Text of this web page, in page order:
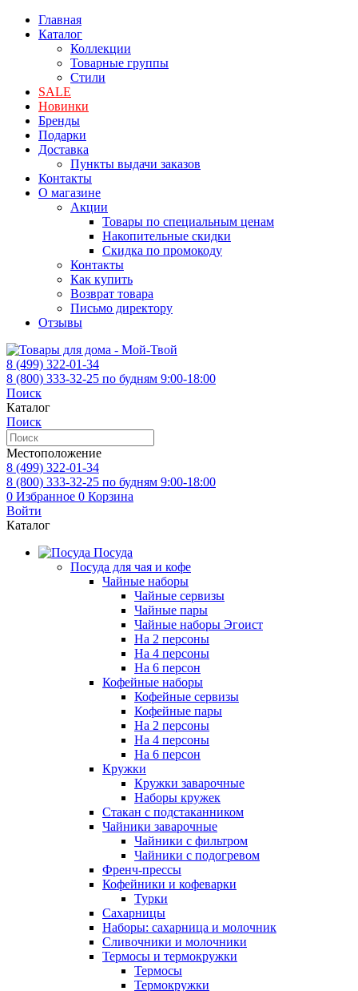
Главная
Каталог
Коллекции
Товарные группы
Стили
SALE
Новинки
Бренды
Подарки
Доставка
Пункты выдачи заказов
Контакты
О магазине
Акции
Товары по специальным ценам
Накопительные скидки
Скидка по промокоду
Контакты
Как купить
Возврат товара
Письмо директору
Отзывы
8 (499) 322-01-34
8 (800) 333-32-25 по будням 9:00-18:00
Поиск
Каталог
Поиск
Местоположение
8 (499) 322-01-34
8 (800) 333-32-25 по будням 9:00-18:00
0 Избранное 0 Корзина
Войти
Каталог
Посуда
Посуда для чая и кофе
Чайные наборы
Чайные сервизы
Чайные пары
Чайные наборы Эгоист
На 2 персоны
На 4 персоны
На 6 персон
Кофейные наборы
Кофейные сервизы
Кофейные пары
На 2 персоны
На 4 персоны
На 6 персон
Кружки
Кружки заварочные
Наборы кружек
Стакан с подстаканником
Чайники заварочные
Чайники с фильтром
Чайники с подогревом
Френч-прессы
Кофейники и кофеварки
Турки
Сахарницы
Наборы: сахарница и молочник
Сливочники и молочники
Термосы и термокружки
Термосы
Термокружки